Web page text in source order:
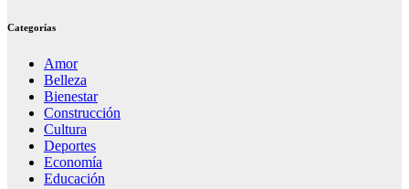
Categorías
Amor
Belleza
Bienestar
Construcción
Cultura
Deportes
Economía
Educación